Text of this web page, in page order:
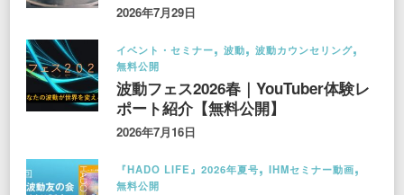
2026年7月29日
イベント・セミナー 波動
波動カウンセリング
無料公開
波動フェス2026春｜YouTuber体験レ
ポート紹介【無料公開】
2026年7月16日
『HADO LIFE』2026年夏号
IHMセミナー動画
無料公開